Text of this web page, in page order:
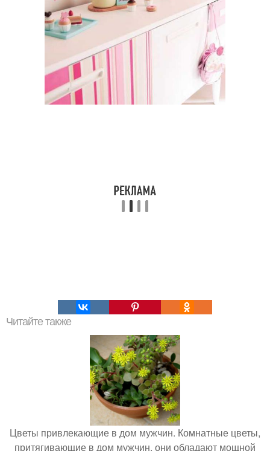
Читайте также
Цветы привлекающие в дом мужчин. Комнатные цветы,
притягивающие в дом мужчин, они обладают мощной